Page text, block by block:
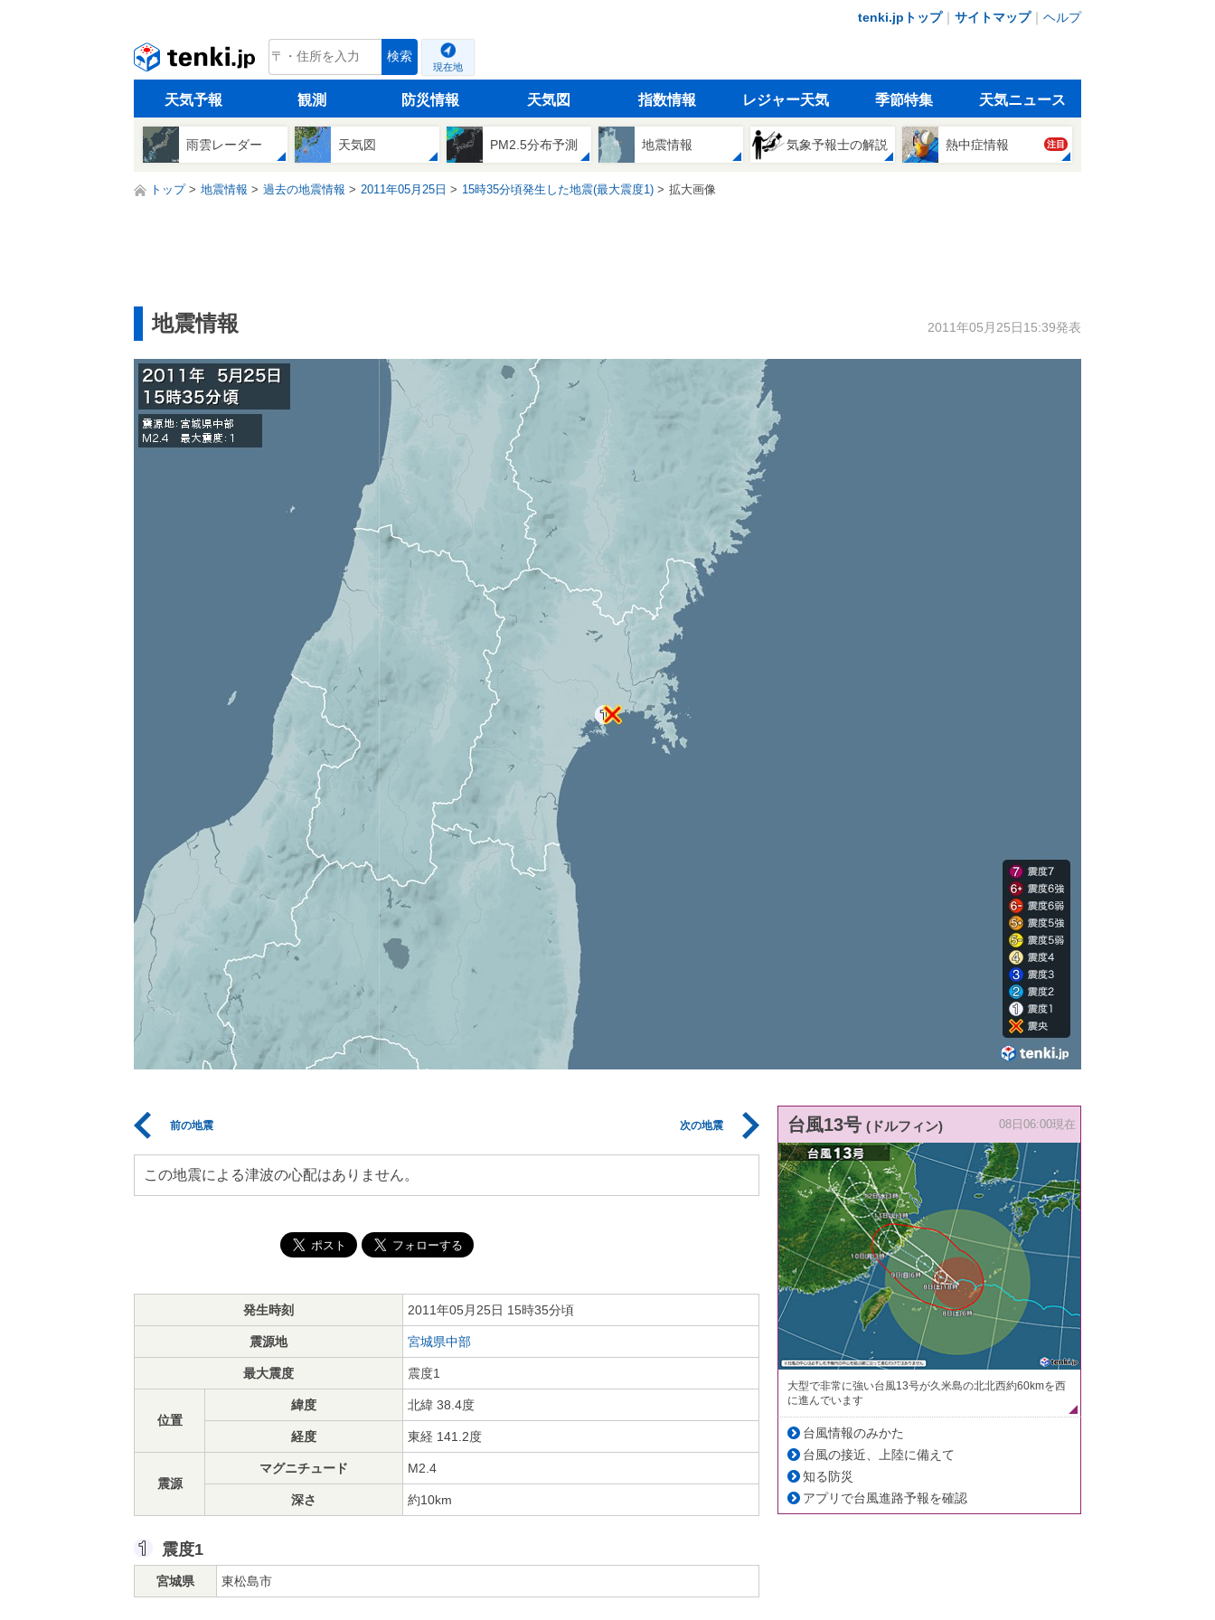
tenki.jpトップ｜ サイトマップ｜ ヘルプ
tenki.jp 検索
現在地
天気予報 観測 防災情報 天気図 指数情報 レジャー天気 季節特集 天気ニュース
雨雲レーダー 天気図 PM2.5分布予測 地震情報 気象予報士の解説 熱中症情報 注目
トップ 地震情報 過去の地震情報 2011年05月25日 15時35分頃発生した地震(最大震度1) 拡大画像
地震情報 2011年05月25日15:39発表
前の地震 次の地震
この地震による津波の心配はありません。
発生時刻 2011年05月25日 15時35分頃
震源地 宮城県中部
最大震度 震度1
位置
緯度 北緯 38.4度
経度 東経 141.2度
震源
マグニチュード M2.4
深さ 約10km
震度1
宮城県 東松島市
台風13号 (ドルフィン) 08日06:00現在
大型で非常に強い台風13号が久米島の北北西約60kmを西
に進んでいます
台風情報のみかた
台風の接近、上陸に備えて
知る防災
アプリで台風進路予報を確認